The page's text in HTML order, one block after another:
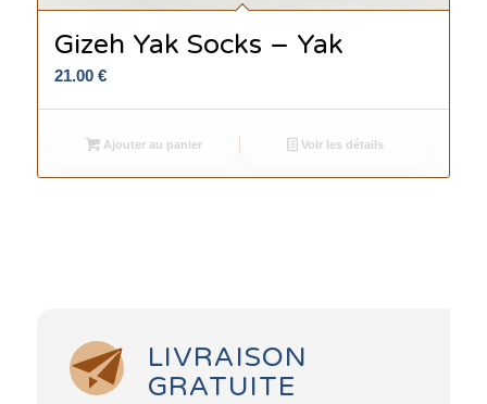
Gizeh Yak Socks – Yak
21.00 €
Ajouter au panier Voir les détails
LIVRAISON
GRATUITE